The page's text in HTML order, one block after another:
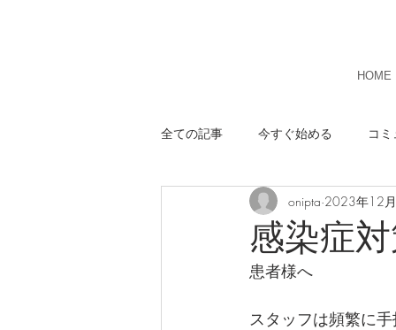
HOME
全ての記事 今すぐ始める コ
感染症
onipta 2023年12
患者様へ
スタッフは頻繁に